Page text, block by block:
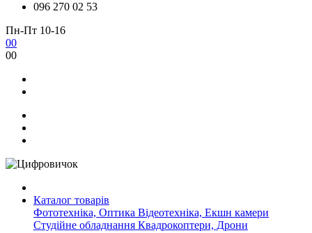
096 270 02 53
Пн-Пт 10-16
00
00
Каталог товарів
Фототехніка, Оптика Відеотехніка, Екшн камери
Студійне обладнання Квадрокоптери, Дрони